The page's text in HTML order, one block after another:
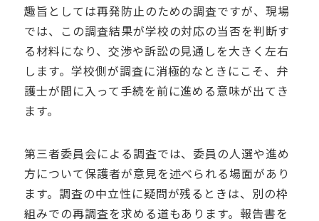
趣旨としては再発防止のための調査ですが、現場
では、この調査結果が学校の対応の当否を判断す
る材料になり、交渉や訴訟の見通しを大きく左右
します。学校側が調査に消極的なときにこそ、弁
護士が間に入って手続を前に進める意味が出てき
ます。
第三者委員会による調査では、委員の人選や進め
方について保護者が意見を述べられる場面があり
ます。調査の中立性に疑問が残るときは、別の枠
組みでの再調査を求める道もあります。報告書を